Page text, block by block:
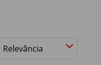
Ordenar